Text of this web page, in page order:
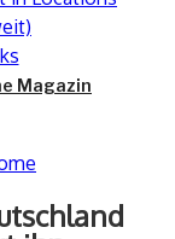
Magazin